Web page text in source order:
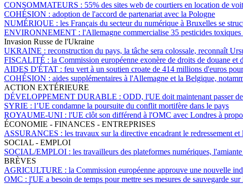
CONSOMMATEURS : 55% des sites web de courtiers en location de
COHÉSION : adoption de l'accord de partenariat avec la Pologne
NUMÉRIQUE : les Français du secteur du numérique à Bruxelles se
ENVIRONNEMENT : l'Allemagne commercialise 35 pesticides
Invasion Russe de l'Ukraine
UKRAINE : reconstruction du pays, la tâche sera colossale, reconnaît
FISCALITÉ : la Commission européenne exonère de droits de douane
AIDES D'ÉTAT : feu vert à un soutien croate de 414 millions d'euros
COHÉSION : aides supplémentaires à l'Allemagne et la Belgique,
ACTION EXTÉRIEURE
DÉVELOPPEMENT DURABLE : ODD, l'UE doit maintenant passer
SYRIE : l’UE condamne la poursuite du conflit mortifère dans le pays
ROYAUME-UNI : l'UE clôt son différend à l'OMC avec Londres à
ÉCONOMIE - FINANCES - ENTREPRISES
ASSURANCES : les travaux sur la directive encadrant le redressement
SOCIAL - EMPLOI
SOCIAL/EMPLOI : les travailleurs des plateformes numériques,
BRÈVES
AGRICULTURE : la Commission européenne approuve une nouvelle
OMC : l'UE a besoin de temps pour mettre ses mesures de sauvegarde